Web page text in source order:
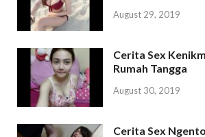
August 29, 2019
Cerita Sex
Rumah Tangga
August 30, 2019
Cerita Sex